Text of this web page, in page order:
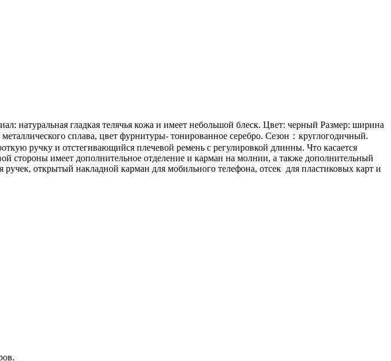
натуральная гладкая телячья кожа и имеет небольшой блеск. Цвет: черный Размер: ширина
сплава, цвет фурнитуры- тонированное серебро. Сезон：круглогодичный.
ручку и отстегивающийся плечевой ремень с регулировкой длинны. Что касается
стороны имеет дополнительное отделение и карман на молнии, а также дополнительный
открытый накладной карман для мобильного телефона, отсек для пластиковых карт и